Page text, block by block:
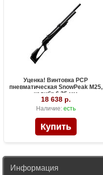
Уценка! Винтовка PCP
пневматическая SnowPeak M25,
калибр 6.35 мм
18 638 р.
Наличие: есть
Информация